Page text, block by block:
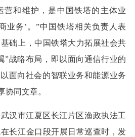
营和维护，是中国铁塔的主体业
业务’。”中国铁塔相关负责人表
础上，中国铁塔大力拓展社会共
”战略布局，即以面向通信行业的
面向社会的智联业务和能源业务
协同文章。
汉市江夏区长江片区渔政执法工
长江金口段开展日常巡查时，发